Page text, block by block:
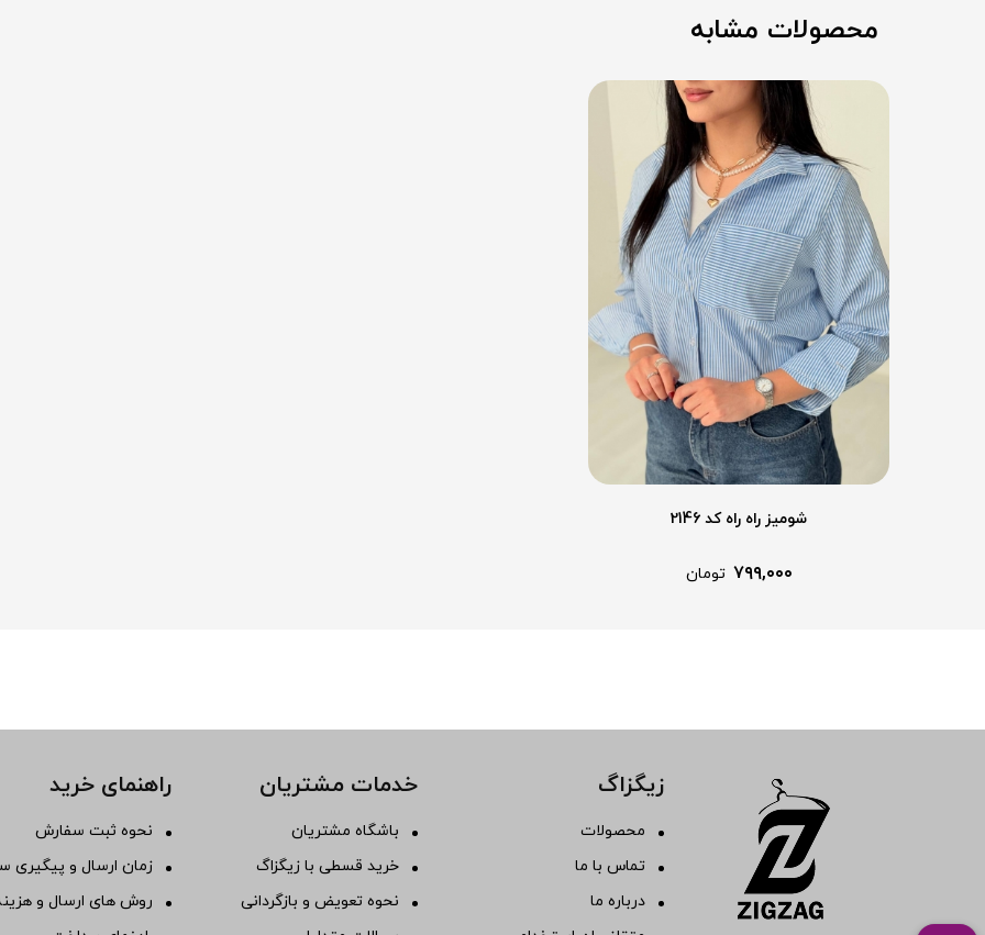
محصولات مشابه
شومیز راه راه کد 2146
۷۹۹,۰۰۰ تومان
زیگزاگ
محصولات
تماس با ما
درباره ما
خدمات مشتریان
باشگاه مشتریان
خرید قسطی با زیگزاگ
نحوه تعویض و بازگردانی
راهنمای خرید
نحوه ثبت سفارش
زمان ارسال و پیگیری
روش های ارسال و